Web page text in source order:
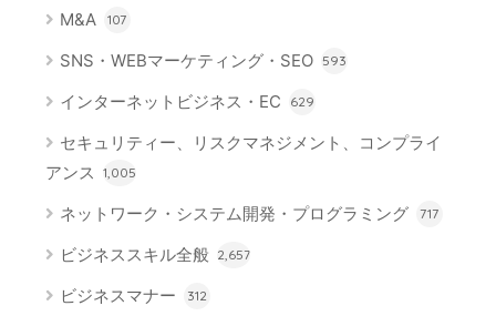
M&A 107
SNS・WEBマーケティング・SEO 593
インターネットビジネス・EC 629
セキュリティー、リスクマネジメント、コンプライ
アンス 1,005
ネットワーク・システム開発・プログラミング 717
ビジネススキル全般 2,657
ビジネスマナー 312